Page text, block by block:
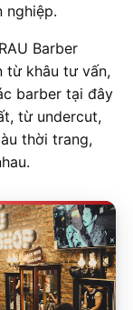
nghiệp.
Barber
từ khâu tư vấn,
barber tại đây
từ undercut,
thời trang,